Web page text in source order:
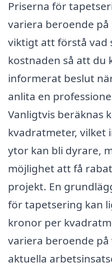
Priserna för
variera beroende
viktigt att förstå vad
kostnaden så att du
informerat beslut
anlita en
Vanligtvis beräknas
kvadratmeter, vilket
ytor kan bli dyrare,
möjlighet att få
projekt. En
för tapetsering kan
kronor per
variera beroende
aktuella